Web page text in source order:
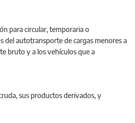
para circular, temporaria o
del autotransporte de cargas menores a
bruto y a los vehículos que a
sus productos derivados, y